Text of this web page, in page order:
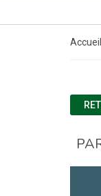
Accueil